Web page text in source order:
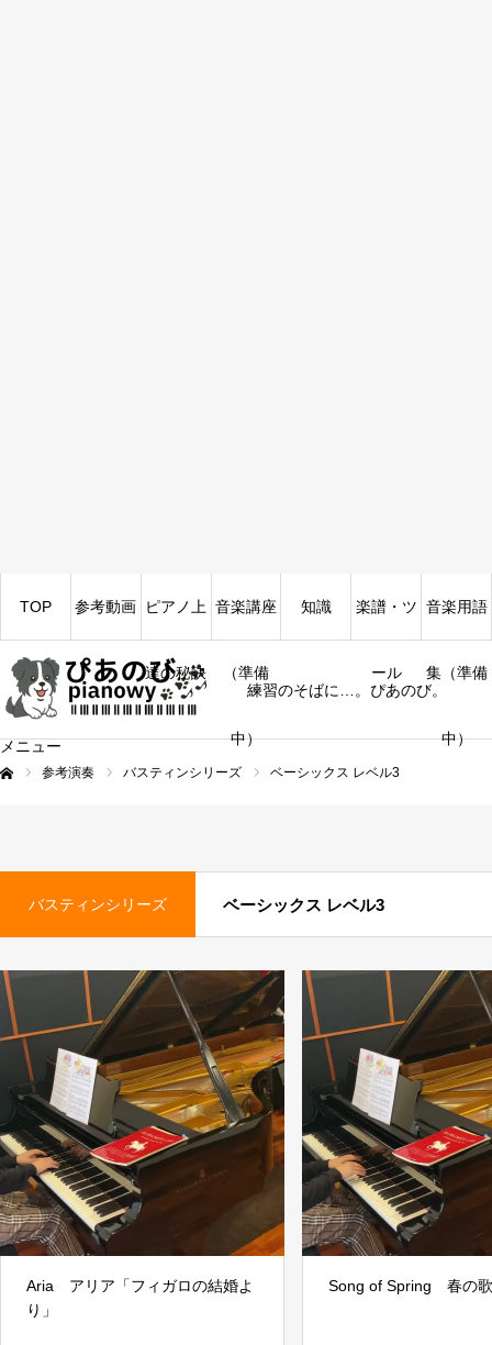
練習のそばに…。ぴあのび。
メニュー
TOP 参考動画 ピアノ上
達の秘訣
音楽講座
（準備
中）
知識 楽譜・ツ
ール
音楽用語
集（準備
中）
参考演奏 バスティンシリーズ ベーシックス レベル3
バスティンシリーズ ベーシックス レベル3
Aria アリア「フィガロの結婚よ
り」
Song of Spring 春の歌